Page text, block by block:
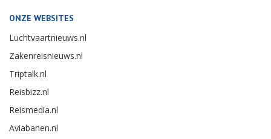
ONZE WEBSITES
Luchtvaartnieuws.nl
Zakenreisnieuws.nl
Triptalk.nl
Reisbizz.nl
Reismedia.nl
Aviabanen.nl